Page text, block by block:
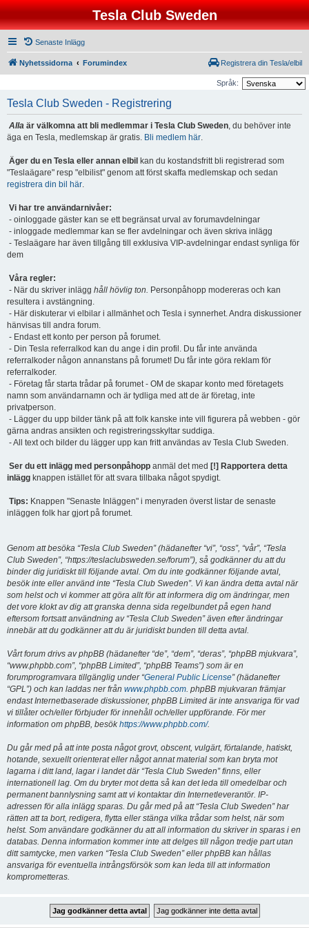
Tesla Club Sweden
Senaste Inlägg
Nyhetssidorna Forumindex Registrera din Tesla/elbil
Språk:
Tesla Club Sweden - Registrering
Alla är välkomna att bli medlemmar i Tesla Club Sweden, du behöver inte
äga en Tesla, medlemskap är gratis. Bli medlem här.
Äger du en Tesla eller annan elbil kan du kostandsfritt bli registrerad som
"Teslaägare" resp "elbilist" genom att först skaffa medlemskap och sedan
registrera din bil här.
Vi har tre användarnivåer:
- oinloggade gäster kan se ett begränsat urval av forumavdelningar
- inloggade medlemmar kan se fler avdelningar och även skriva inlägg
- Teslaägare har även tillgång till exklusiva VIP-avdelningar endast synliga för
dem
Våra regler:
- När du skriver inlägg håll hövlig ton. Personpåhopp modereras och kan
resultera i avstängning.
- Här diskuterar vi elbilar i allmänhet och Tesla i synnerhet. Andra diskussioner
hänvisas till andra forum.
- Endast ett konto per person på forumet.
- Din Tesla referralkod kan du ange i din profil. Du får inte använda
referralkoder någon annanstans på forumet! Du får inte göra reklam för
referralkoder.
- Företag får starta trådar på forumet - OM de skapar konto med företagets
namn som användarnamn och är tydliga med att de är företag, inte
privatperson.
- Lägger du upp bilder tänk på att folk kanske inte vill figurera på webben - gör
gärna andras ansikten och registreringsskyltar suddiga.
- All text och bilder du lägger upp kan fritt användas av Tesla Club Sweden.
Ser du ett inlägg med personpåhopp anmäl det med [!] Rapportera detta
inlägg knappen istället för att svara tillbaka något spydigt.
Tips: Knappen "Senaste Inläggen" i menyraden överst listar de senaste
inläggen folk har gjort på forumet.
Genom att besöka “Tesla Club Sweden” (hädanefter “vi”, “oss”, “vår”, “Tesla
Club Sweden”, “https://teslaclubsweden.se/forum”), så godkänner du att du
binder dig juridiskt till följande avtal. Om du inte godkänner följande avtal,
besök inte eller använd inte “Tesla Club Sweden”. Vi kan ändra detta avtal när
som helst och vi kommer att göra allt för att informera dig om ändringar, men
det vore klokt av dig att granska denna sida regelbundet på egen hand
eftersom fortsatt användning av “Tesla Club Sweden” även efter ändringar
innebär att du godkänner att du är juridiskt bunden till detta avtal.
Vårt forum drivs av phpBB (hädanefter “de”, “dem”, “deras”, “phpBB mjukvara”,
“www.phpbb.com”, “phpBB Limited”, “phpBB Teams”) som är en
forumprogramvara tillgänglig under “General Public License” (hädanefter
“GPL”) och kan laddas ner från www.phpbb.com. phpBB mjukvaran främjar
endast Internetbaserade diskussioner, phpBB Limited är inte ansvariga för vad
vi tillåter och/eller förbjuder för innehåll och/eller uppförande. För mer
information om phpBB, besökhttps://www.phpbb.com/.
Du går med på att inte posta något grovt, obscent, vulgärt, förtalande, hatiskt,
hotande, sexuellt orienterat eller något annat material som kan bryta mot
lagarna i ditt land, lagar i landet där “Tesla Club Sweden” finns, eller
internationell lag. Om du bryter mot detta så kan det leda till omedelbar och
permanent bannlysning samt att vi kontaktar din Internetleverantör. IP-
adressen för alla inlägg sparas. Du går med på att “Tesla Club Sweden” har
rätten att ta bort, redigera, flytta eller stänga vilka trådar som helst, när som
helst. Som användare godkänner du att all information du skriver in sparas i en
databas. Denna information kommer inte att delges till någon tredje part utan
ditt samtycke, men varken “Tesla Club Sweden” eller phpBB kan hållas
ansvariga för eventuella intrångsförsök som kan leda till att information
komprometteras.